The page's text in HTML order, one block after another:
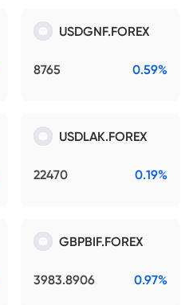
USDGNF.FOREX
8765 0.59%
USDLAK.FOREX
22470 0.19%
GBPBIF.FOREX
3983.8906 0.97%